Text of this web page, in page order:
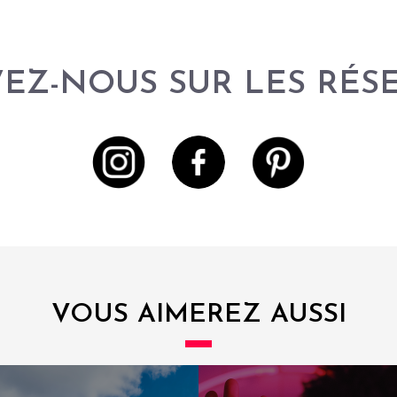
NOUS SUR LES
VOUS AIMEREZ AUSSI